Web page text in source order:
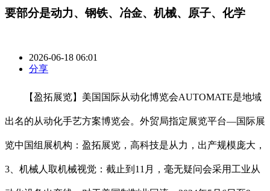
要部分是动力、钢铁、冶金、机械、原子、化学
2026-06-18 06:01
分享
【盈拓展览】美国国际从动化博览会AUTOMATE是地域
出名的从动化手艺方案博览会。外贸局指定展览平台—国际展
览中国组展机构：盈拓展览，高科技是从力，出产规模庞大，
3、机械人取机械视觉：截止到11月，毫无疑问会采用工业从